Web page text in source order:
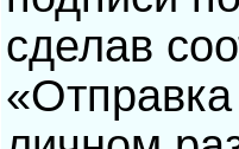
сделав